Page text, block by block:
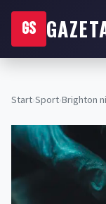
GS
Start›Sport›Brighton